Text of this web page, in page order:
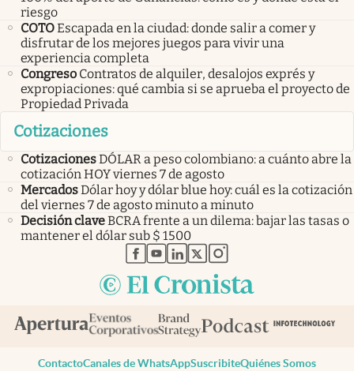
riesgo
COTOEscapada en la ciudad: donde salir a comer y
disfrutar de los mejores juegos para vivir una
experiencia completa
Congreso Contratos de alquiler, desalojos exprés y
expropiaciones: qué cambia si se aprueba el proyecto de
Propiedad Privada
Cotizaciones
CotizacionesDÓLAR a peso colombiano: a cuánto abre la
cotización HOY viernes 7 de agosto
MercadosDólar hoy y dólar blue hoy: cuál es la cotización
del viernes 7 de agosto minuto a minuto
Decisión claveBCRA frente a un dilema: bajar las tasas o
mantener el dólar sub $ 1500
abre en nueva pestaña
abre en nueva pestaña
abre en nueva pestaña
abre en nueva pestaña
abre en nueva pestaña
ContactoCanales de WhatsAppSuscribiteQuiénes Somos